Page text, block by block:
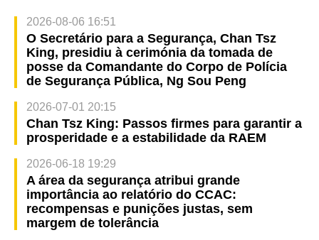
2026-08-06 16:51
O Secretário para a Segurança, Chan Tsz
King, presidiu à cerimónia da tomada de
posse da Comandante do Corpo de Polícia
de Segurança Pública, Ng Sou Peng
2026-07-01 20:15
Chan Tsz King: Passos firmes para garantir a
prosperidade e a estabilidade da RAEM
2026-06-18 19:29
A área da segurança atribui grande
importância ao relatório do CCAC:
recompensas e punições justas, sem
margem de tolerância